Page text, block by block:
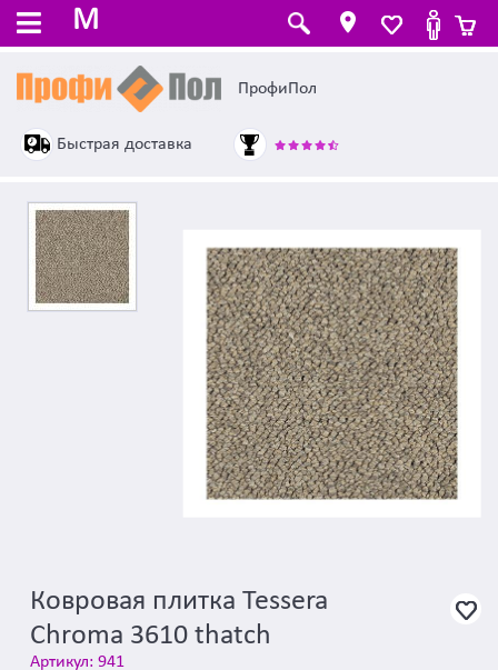
M
ПрофиПол
Быстрая доставка
Ковровая плитка Tessera
Chroma 3610 thatch
Артикул: 941